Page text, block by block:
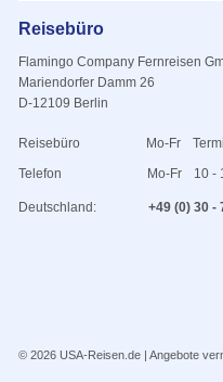
Reisebüro
Flamingo Company Fernreisen
Mariendorfer Damm 26
D-12109 Berlin
Reisebüro Mo-Fr
Telefon
Mo-Fr 10 -
Deutschland: +49 (0) 30 -
© 2026 USA-Reisen.de | Angebote